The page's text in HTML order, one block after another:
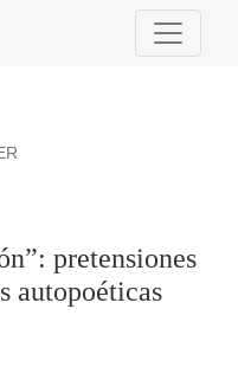
de
pretensiones
autopoéticas